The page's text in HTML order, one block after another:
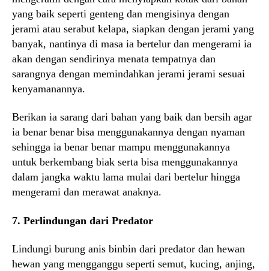
yang baik seperti genteng dan mengisinya dengan
jerami atau serabut kelapa, siapkan dengan jerami yang
banyak, nantinya di masa ia bertelur dan mengerami ia
akan dengan sendirinya menata tempatnya dan
sarangnya dengan memindahkan jerami jerami sesuai
kenyamanannya.
Berikan ia sarang dari bahan yang baik dan bersih agar
ia benar benar bisa menggunakannya dengan nyaman
sehingga ia benar benar mampu menggunakannya
untuk berkembang biak serta bisa menggunakannya
dalam jangka waktu lama mulai dari bertelur hingga
mengerami dan merawat anaknya.
7. Perlindungan dari Predator
Lindungi burung anis binbin dari predator dan hewan
hewan yang mengganggu seperti semut, kucing, anjing,